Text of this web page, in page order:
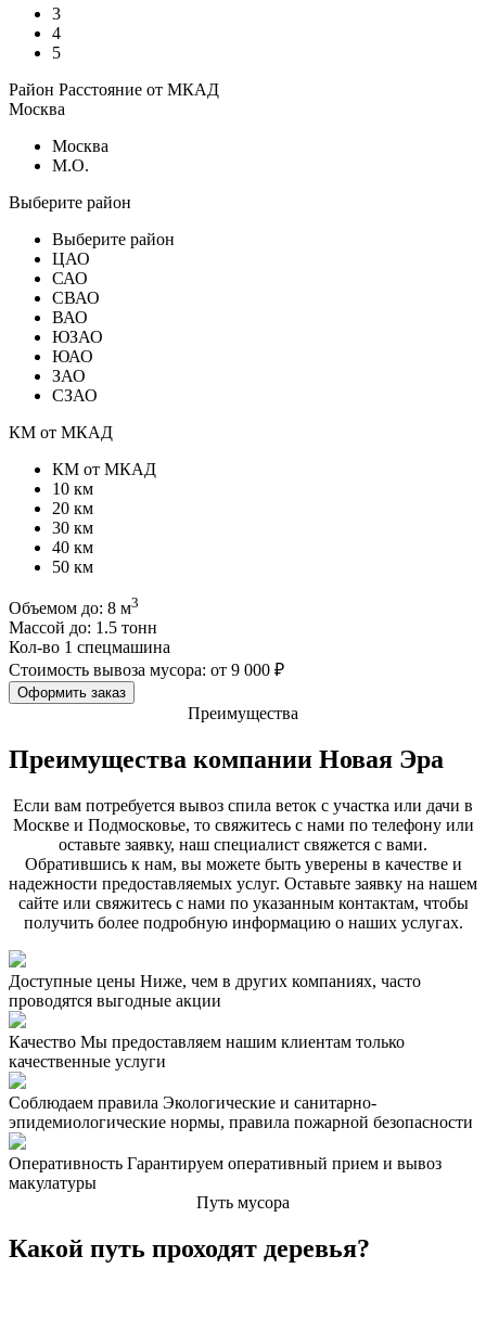
3
4
5
Район Расстояние от МКАД
Москва
Москва
М.О.
Выберите район
Выберите район
ЦАО
САО
СВАО
ВАО
ЮЗАО
ЮАО
ЗАО
СЗАО
КМ от МКАД
КМ от МКАД
10 км
20 км
30 км
40 км
50 км
Объемом до: 8 м3
Массой до: 1.5 тонн
Кол-во 1 спецмашина
Cтоимость вывоза мусора: от 9 000 ₽
Оформить заказ
Преимущества
Преимущества компании Новая Эра
Если вам потребуется вывоз спила веток с участка или дачи в
Москве и Подмосковье, то свяжитесь с нами по телефону или
оставьте заявку, наш специалист свяжется с вами.
Обратившись к нам, вы можете быть уверены в качестве и
надежности предоставляемых услуг. Оставьте заявку на нашем
сайте или свяжитесь с нами по указанным контактам, чтобы
получить более подробную информацию о наших услугах.
Доступные цены Ниже, чем в других компаниях, часто
проводятся выгодные акции
Качество Мы предоставляем нашим клиентам только
качественные услуги
Соблюдаем правила Экологические и санитарно-
эпидемиологические нормы, правила пожарной безопасности
Оперативность Гарантируем оперативный прием и вывоз
макулатуры
Путь мусора
Какой путь проходят деревья?